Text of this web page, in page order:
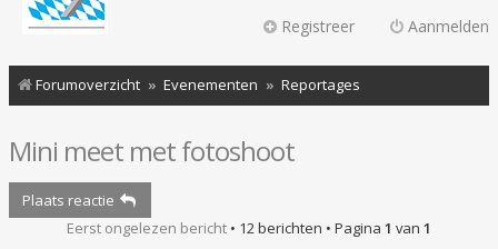
Aanmelden
Registreer
Forumoverzicht Evenementen Reportages
Mini meet met fotoshoot
Plaats reactie
Eerst ongelezen bericht • 12 berichten • Pagina 1 van 1